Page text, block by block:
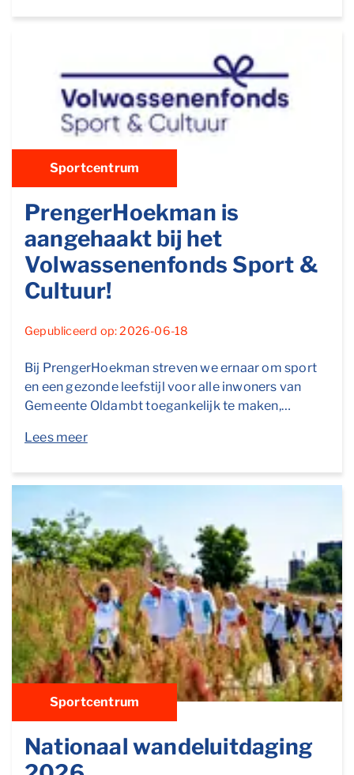
Sportcentrum
PrengerHoekman is
aangehaakt bij het
Volwassenenfonds Sport &
Cultuur!
Gepubliceerd op: 2026-06-18
Bij PrengerHoekman streven we ernaar om sport
en een gezonde leefstijl voor alle inwoners van
Gemeente Oldambt toegankelijk te maken,…
Lees meer
Sportcentrum
Nationaal wandeluitdaging